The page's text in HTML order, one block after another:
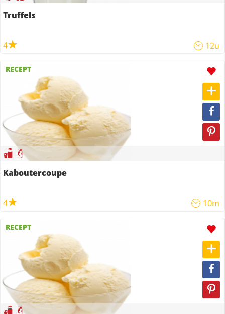
Truffels
4 12u
RECEPT
Kaboutercoupe
4 10m
RECEPT